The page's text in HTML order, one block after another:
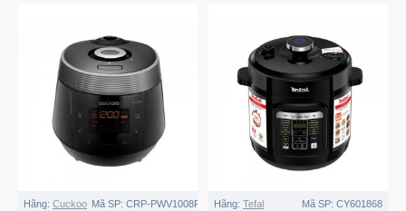
Hãng: Cuckoo Mã SP: CRP-PWV1008F/BKDSCRVNCV
Hãng: Tefal Mã SP: CY601868